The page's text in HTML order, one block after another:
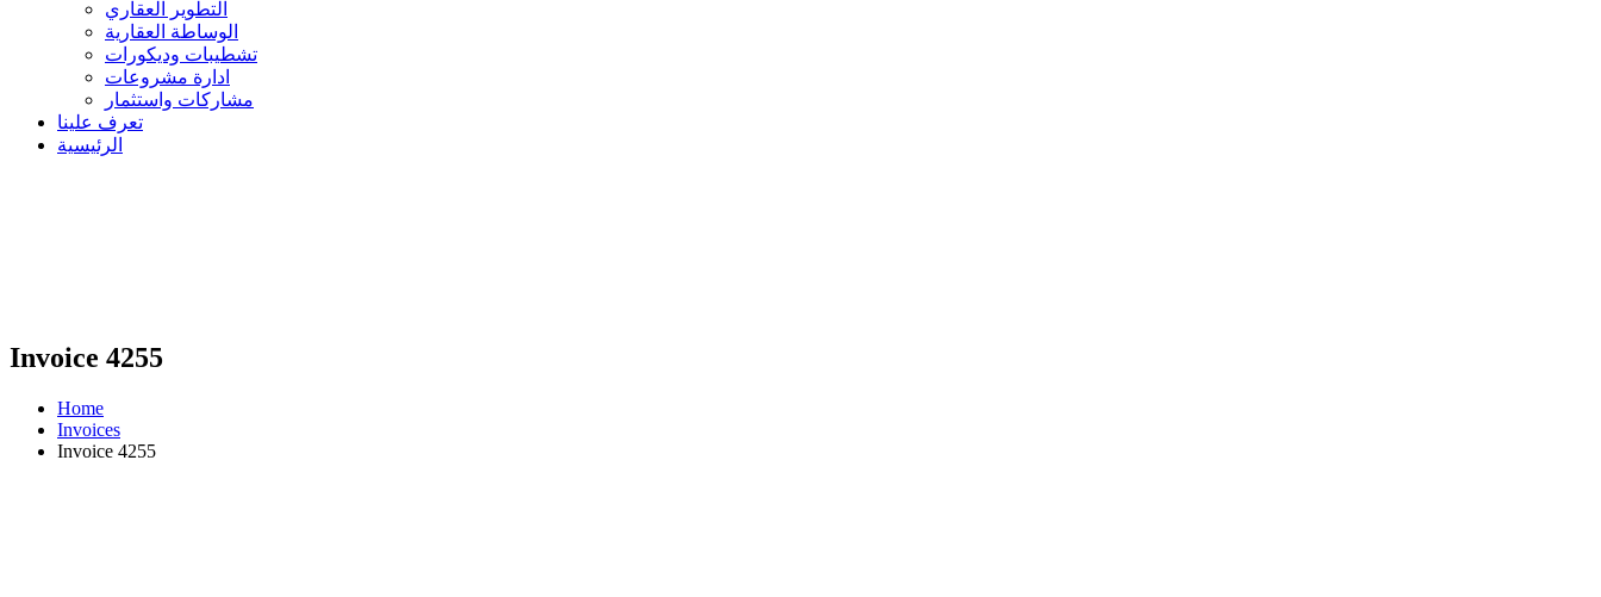
التطوير العقاري
الوساطة العقارية
تشطيبات وديكورات
ادارة مشروعات
مشاركات واستثمار
تعرف علينا
الرئيسية
Invoice 4255
Home
Invoices
Invoice 4255